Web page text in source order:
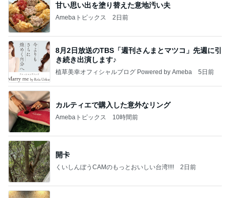
甘い思い出を塗り替えた意地汚い夫
Amebaトピックス 2日前
8月2日放送のTBS「週刊さんまとマツコ」先週に引
き続き出演します♪
植草美幸オフィシャルブログ Powered by Ameba 5日前
カルティエで購入した意外なリング
Amebaトピックス 10時間前
開卡
くいしんぼうCAMのもっとおいしい台湾!!!! 2日前